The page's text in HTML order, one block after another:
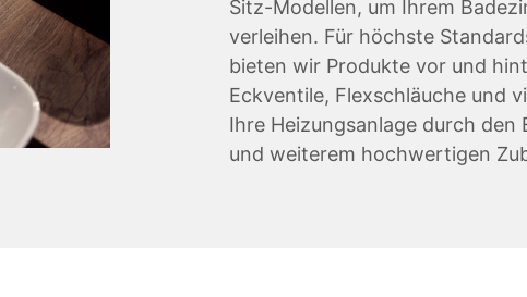
Sitz-Modellen, um Ihrem
verleihen. Für höchste
bieten wir Produkte vor und
Eckventile, Flexschläuche und
Ihre Heizungsanlage durch
und weiterem hochwertigen